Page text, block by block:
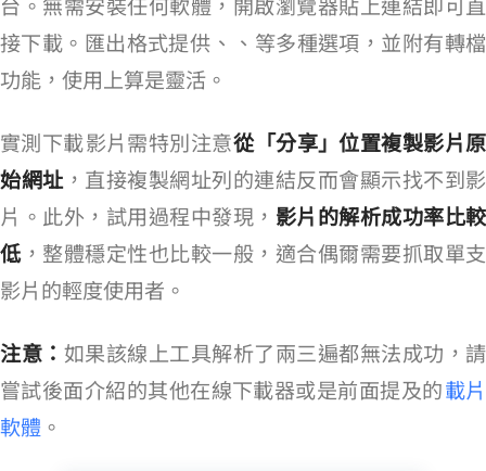
台。無需安裝任何軟體，開啟瀏覽器貼上連結即可直
接下載。匯出格式提供 MP4、WEBM、3GP 等多種選項，並附有轉檔
功能，使用上算是靈活。
實測下載 YT 影片需特別注意 ——從「分享」位置複製影片原
始網址，直接複製網址列的連結反而會顯示找不到影
片。此外，試用過程中發現， 影片的解析成功率比較
低，整體穩定性也比較一般，適合偶爾需要抓取單支
影片的輕度使用者。
注意： 如果該線上工具解析了兩三遍都無法成功，請
嘗試後面介紹的其他在線下載器或是前面提及的VideoHunter 載片
軟體 。